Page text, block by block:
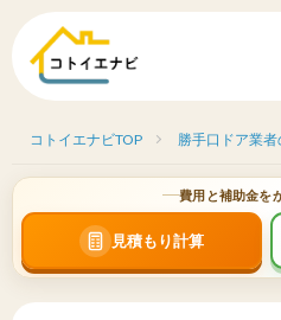
コトイエナビTOP 勝手口ドア業
費用と補助金を
見積もり計算